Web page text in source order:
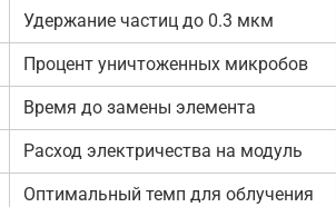
Удержание частиц до 0.3 мкм
Процент уничтоженных микробов
Время до замены элемента
Расход электричества на модуль
Оптимальный темп для облучения